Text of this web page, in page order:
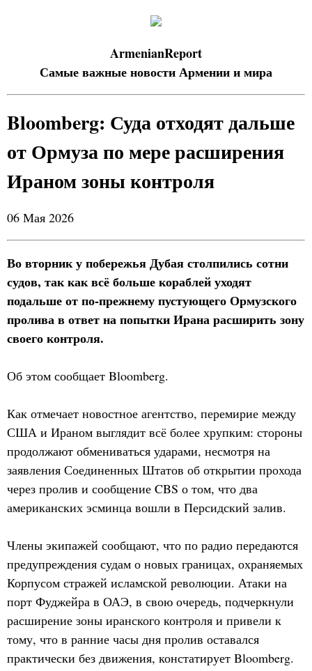
ArmenianReport
Самые важные новости Армении и мира
Bloomberg: Суда отходят дальше
от Ормуза по мере расширения
Ираном зоны контроля
06 Мая 2026
Во вторник у побережья Дубая столпились сотни
судов, так как всё больше кораблей уходят
подальше от по-прежнему пустующего Ормузского
пролива в ответ на попытки Ирана расширить зону
своего контроля.
Об этом сообщает Bloomberg.
Как отмечает новостное агентство, перемирие между
США и Ираном выглядит всё более хрупким: стороны
продолжают обмениваться ударами, несмотря на
заявления Соединенных Штатов об открытии прохода
через пролив и сообщение CBS о том, что два
американских эсминца вошли в Персидский залив.
Члены экипажей сообщают, что по радио передаются
предупреждения судам о новых границах, охраняемых
Корпусом стражей исламской революции. Атаки на
порт Фуджейра в ОАЭ, в свою очередь, подчеркнули
расширение зоны иранского контроля и привели к
тому, что в ранние часы дня пролив оставался
практически без движения, констатирует Bloomberg.